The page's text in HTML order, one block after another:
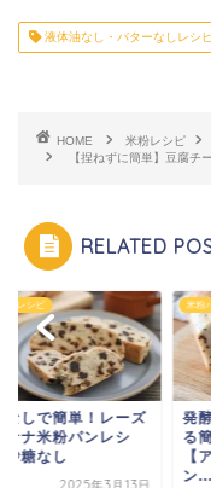
液体油なし・バターなしレシ
HOME 米粉レシピ
【捏ねずに簡単】豆腐チ
RELATED
ズ
米粉パンレシピ
発酵機能なし！常温
る簡単米粉パンレシ
【アレンジごま米粉
ン...